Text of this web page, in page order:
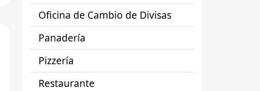
Oficina de Cambio de Divisas
Panadería
Pizzería
Restaurante